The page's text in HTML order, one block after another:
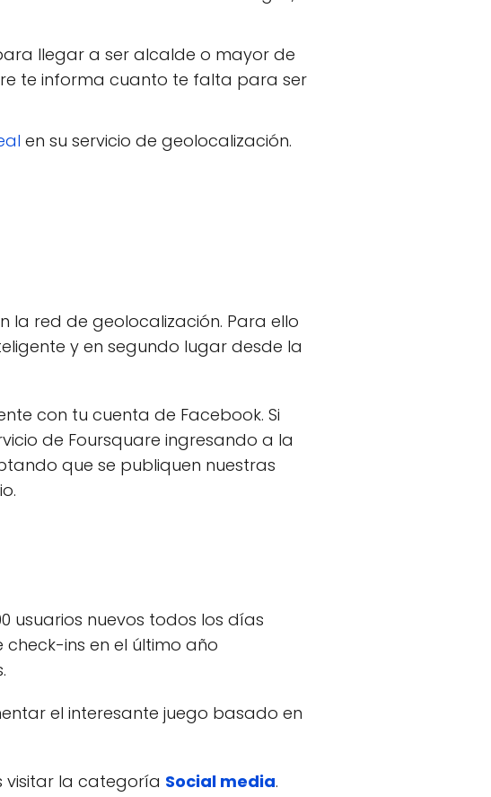
llegar a ser alcalde o mayor de
te informa cuanto te falta para ser
en su servicio de geolocalización.
la red de geolocalización. Para ello
y en segundo lugar desde la
con tu cuenta de Facebook. Si
de Foursquare ingresando a la
que se publiquen nuestras
usuarios nuevos todos los días
check-ins en el último año
el interesante juego basado en
visitar la categoría Social media.